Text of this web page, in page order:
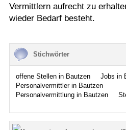
Vermittlern aufrecht zu
wieder Bedarf besteht.
Stichwörter
offene Stellen in Bautzen
Jobs in
Personalvermittler in Bautzen
Personalvermittlung in Bautzen